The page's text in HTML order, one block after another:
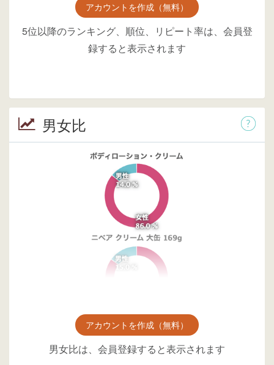
アカウントを作成（無料）
5位以降のランキング、順位、リピート率は、会員登
録すると表示されます
男女比
アカウントを作成（無料）
男女比は、会員登録すると表示されます